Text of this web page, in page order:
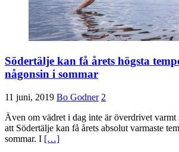
Södertälje kan få årets högsta
någonsin i sommar
11 juni, 2019 Bo Godner 2
Även om vädret i dag inte är överdrivet
att Södertälje kan få årets absolut varmaste
sommar. I […]